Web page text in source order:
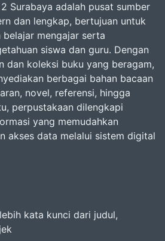
Surabaya adalah pusat sumber
dan lengkap, bertujuan untuk
mengajar serta
siswa dan guru. Dengan
dan koleksi buku yang beragam,
berbagai bahan bacaan
novel, referensi, hingga
perpustakaan dilengkapi
yang memudahkan
akses data melalui sistem digital
kata kunci dari judul,